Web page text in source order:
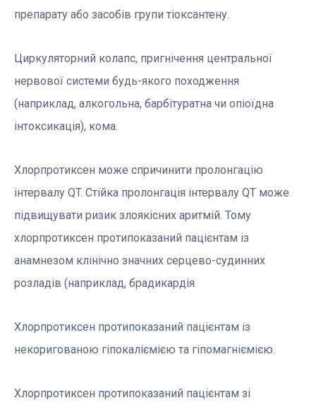
препарату або засобів групи тіоксантену.
Циркуляторний колапс, пригнічення центральної
нервової системи будь-якого походження
(наприклад, алкогольна, барбітуратна чи опіоїдна
інтоксикація), кома.
Хлорпротиксен може спричинити пролонгацію
інтервалу QT. Стійка пролонгація інтервалу QT може
підвищувати ризик злоякісних аритмій. Тому
хлорпротиксен протипоказаний пацієнтам із
анамнезом клінічно значних серцево-судинних
розладів (наприклад, брадикардія
Хлорпротиксен протипоказаний пацієнтам із
некоригованою гіпокаліємією та гіпомагніємією.
Хлорпротиксен протипоказаний пацієнтам зі